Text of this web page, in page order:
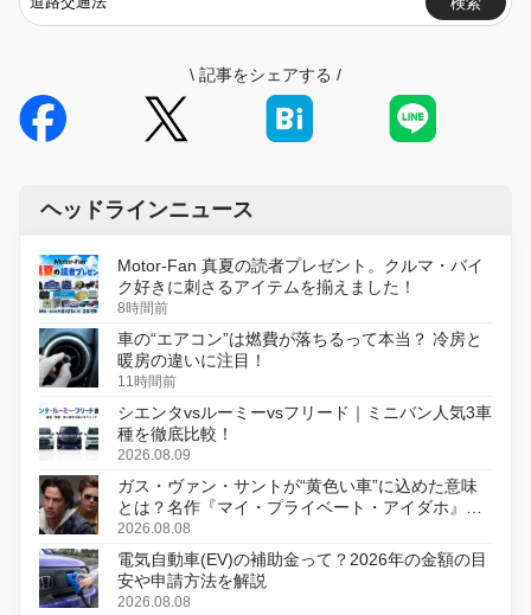
\ 記事をシェアする /
ヘッドラインニュース
Motor-Fan 真夏の読者プレゼント。クルマ・バイ
ク好きに刺さるアイテムを揃えました！
8時間前
車の“エアコン”は燃費が落ちるって本当？ 冷房と
暖房の違いに注目！
11時間前
シエンタvsルーミーvsフリード｜ミニバン人気3車
種を徹底比較！
2026.08.09
ガス・ヴァン・サントが“黄色い車”に込めた意味
とは？名作『マイ・プライベート・アイダホ』が
初のデジタルリマスター版で復活
2026.08.08
電気自動車(EV)の補助金って？2026年の金額の目
安や申請方法を解説
2026.08.08